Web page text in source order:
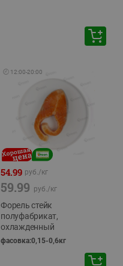
🕘 12:00-20:00
54.99 руб./кг
59.99 руб./кг
Форель стейк
полуфабрикат,
охлажденный
фасовка:0,15-0,6кг